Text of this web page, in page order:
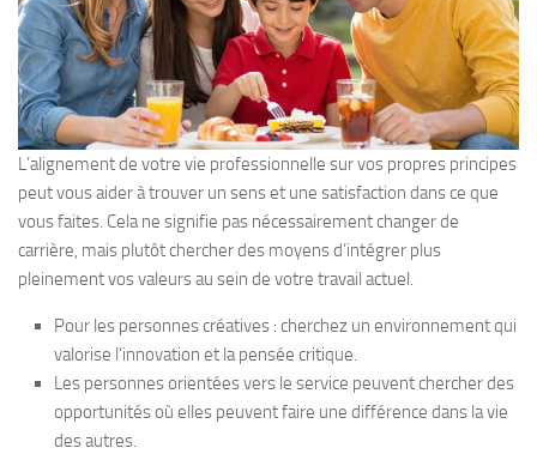
L’alignement de votre vie professionnelle sur vos propres principes
peut vous aider à trouver un sens et une satisfaction dans ce que
vous faites. Cela ne signifie pas nécessairement changer de
carrière, mais plutôt chercher des moyens d’intégrer plus
pleinement vos valeurs au sein de votre travail actuel.
Pour les personnes créatives : cherchez un environnement qui
valorise l’innovation et la pensée critique.
Les personnes orientées vers le service peuvent chercher des
opportunités où elles peuvent faire une différence dans la vie
des autres.